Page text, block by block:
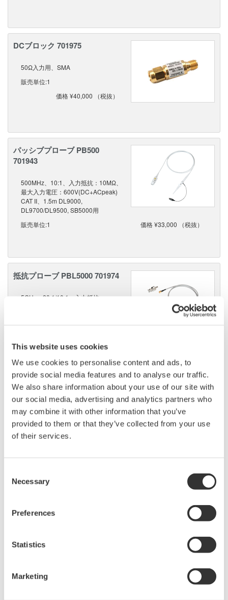
This website uses cookies
We use cookies to personalise content and ads, to
provide social media features and to analyse our traffic.
We also share information about your use of our site with
our social media, advertising and analytics partners who
may combine it with other information that you’ve
provided to them or that they’ve collected from your use
of their services.
Selection
Necessary
Preferences
Statistics
Marketing
DCブロック 701975
50Ω入力用、SMA
販売単位:1
価格 ¥40,000 （税抜）
パッシブプローブ PB500
701943
500MHz、10:1、入力抵抗：10MΩ、
最大入力電圧：600V(DC+ACpeak)
CAT II、1.5m DL9000,
DL9700/DL9500, SB5000用
販売単位:1
価格 ¥33,000 （税抜）
抵抗プローブ PBL5000 701974
5GHz、20:1/10:1、入力抵抗：
DLM6000, DL6000, DL9000,
販売単位:1
高電圧差動プローブ 700924
100MHz、1000:1/100:1、差動入力電
圧：±1400V(DC+ACpeak)(1000:1)、
電源：電池駆動またはプローブ電源
高電圧差動プローブ 700925
15MHz、100:1/10:1、差動入力電
圧：±500V(DC+ACpeak)(100:1)、電
販売単位:1
価格 ¥50,000 （税抜）